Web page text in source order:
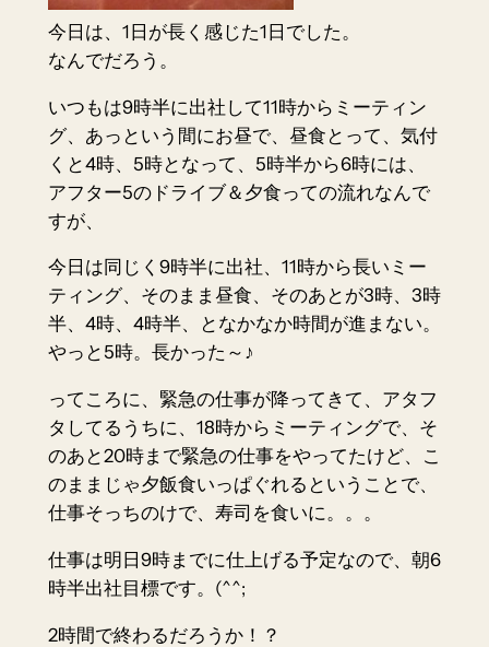
今日は、1日が長く感じた1日でした。
なんでだろう。
いつもは9時半に出社して11時からミーティン
グ、あっという間にお昼で、昼食とって、気付
くと4時、5時となって、5時半から6時には、
アフター5のドライブ＆夕食っての流れなんで
すが、
今日は同じく9時半に出社、11時から長いミー
ティング、そのまま昼食、そのあとが3時、3時
半、4時、4時半、となかなか時間が進まない。
やっと5時。長かった～♪
ってころに、緊急の仕事が降ってきて、アタフ
タしてるうちに、18時からミーティングで、そ
のあと20時まで緊急の仕事をやってたけど、こ
のままじゃ夕飯食いっぱぐれるということで、
仕事そっちのけで、寿司を食いに。。。
仕事は明日9時までに仕上げる予定なので、朝6
時半出社目標です。(^^;
2時間で終わるだろうか！？